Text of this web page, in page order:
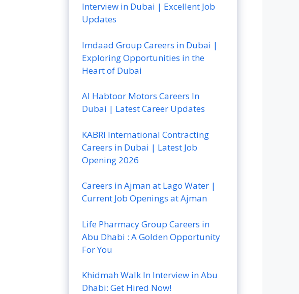
Interview in Dubai | Excellent Job
Updates
Imdaad Group Careers in Dubai |
Exploring Opportunities in the
Heart of Dubai
Al Habtoor Motors Careers In
Dubai | Latest Career Updates
KABRI International Contracting
Careers in Dubai | Latest Job
Opening 2026
Careers in Ajman at Lago Water |
Current Job Openings at Ajman
Life Pharmacy Group Careers in
Abu Dhabi : A Golden Opportunity
For You
Khidmah Walk In Interview in Abu
Dhabi: Get Hired Now!